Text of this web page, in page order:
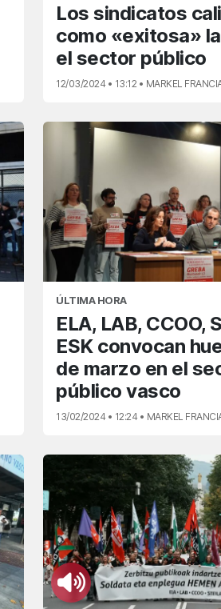
Los sindicatos
como «exitosa»
el sector público
12/03/2024 • 13:12 • MARKEL
ÚLTIMA HORA
ELA, LAB, CCOO,
ESK convocan
de marzo en el
público vasco
13/02/2024 • 12:24 • MARKEL